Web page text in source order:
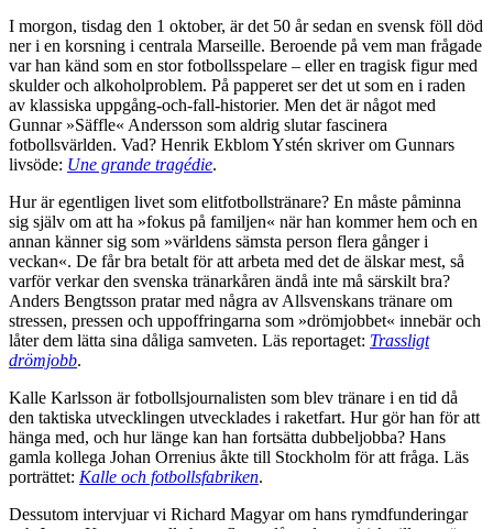
I morgon, tisdag den 1 oktober, är det 50 år sedan en svensk föll död
ner i en korsning i centrala Marseille. Beroende på vem man frågade
var han känd som en stor fotbollsspelare – eller en tragisk figur med
skulder och alkoholproblem. På papperet ser det ut som en i raden
av klassiska uppgång-och-fall-historier. Men det är något med
Gunnar »Säffle« Andersson som aldrig slutar fascinera
fotbollsvärlden. Vad? Henrik Ekblom Ystén skriver om Gunnars
livsöde: Une grande tragédie.
Hur är egentligen livet som elitfotbollstränare? En måste påminna
sig själv om att ha »fokus på familjen« när han kommer hem och en
annan känner sig som »världens sämsta person flera gånger i
veckan«. De får bra betalt för att arbeta med det de älskar mest, så
varför verkar den svenska tränarkåren ändå inte må särskilt bra?
Anders Bengtsson pratar med några av Allsvenskans tränare om
stressen, pressen och uppoffringarna som »drömjobbet« innebär och
låter dem lätta sina dåliga samveten. Läs reportaget: Trassligt
drömjobb.
Kalle Karlsson är fotbollsjournalisten som blev tränare i en tid då
den taktiska utvecklingen utvecklades i raketfart. Hur gör han för att
hänga med, och hur länge kan han fortsätta dubbeljobba? Hans
gamla kollega Johan Orrenius åkte till Stockholm för att fråga. Läs
porträttet: Kalle och fotbollsfabriken.
Dessutom intervjuar vi Richard Magyar om hans rymdfunderingar